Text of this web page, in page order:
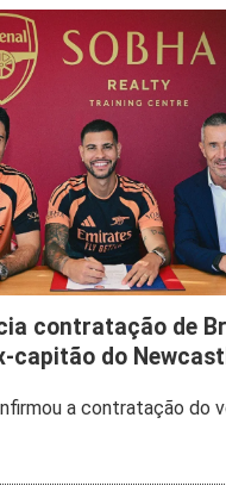
contratação de
capitão do
a contratação do